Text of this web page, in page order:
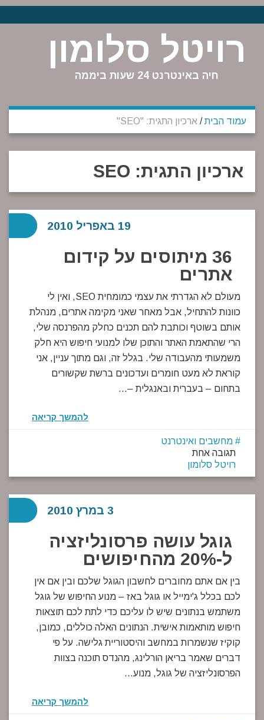
רויטל סלומון
חיה באינטרנט 24 שעות ביממה
עמוד הבית / ארכיון התגית: "SEO"
ארכיון התגית: SEO
36 מיתוסים על קידום
אתרים
מעולם לא הגדרתי את עצמי כמומחית SEO, ואין לי
כוונות להתחיל, אבל מאחר שאני מקימה אתרים, מנהלת
אותם בשוטף וכותבת להם תכנים כחלק מהפרנסה שלי,
הרי שהתאמת האתר והתוכן שלו למנועי חיפוש היא חלק
משמעותי מהעבודה שלי. בגלל זה, וגם מתוך עניין, אני
קוראת לא מעט חומרים ועדכונים ברשת שקשורים
בתחום – בעברית ובאנגלית –…
להמשך קריאה
19 באפריל 2010
מחשבים ואינטרנט
תגובה אחת
רויטל סלומון
גוגל עושה פרסונליזציה
ל-20% מהחיפושים
בין אם אתם מחוברים לחשבון הגוגל שלכם ובין אם אין
לכם בכלל ג'ימייל או גוגל באז – מנוע החיפוש של גוגל
משתמש בנתונים שיש לו עליכם כדי לתת לכם תוצאות
חיפוש מותאמות אישית. הנתונים האלה כוללים, כמובן,
קוקיז שנשמרות במחשב והיסטוריית גלישה. על פי
דברים שאמר בריאן הורלינג, מהנדס תוכנה בצוות
הפרסונליזציה של גוגל, מנוע…
להמשך קריאה
3 במרץ 2010